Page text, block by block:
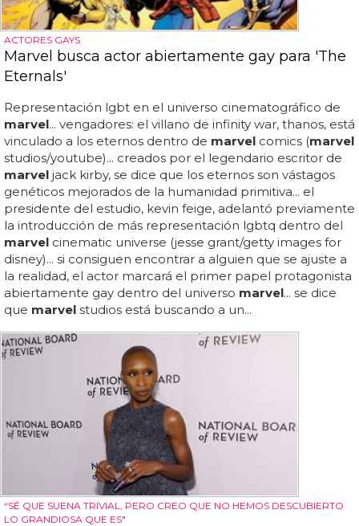
ACTORES GAYS
Marvel busca actor abiertamente gay para 'The
Eternals'
Representación lgbt en el universo cinematográfico de
marvel... vengadores: el villano de infinity war, thanos, está
vinculado a los eternos dentro de marvel comics (marvel
studios/youtube)... creados por el legendario escritor de
marvel jack kirby, se dice que los eternos son vástagos
genéticos mejorados de la humanidad primitiva... el
presidente del estudio, kevin feige, adelantó previamente
la introducción de más representación lgbtq dentro del
marvel cinematic universe (jesse grant/getty images for
disney)... si consiguen encontrar a alguien que se ajuste a
la realidad, el actor marcará el primer papel protagonista
abiertamente gay dentro del universo marvel... se dice
que marvel studios está buscando a un...
“SÉ QUE SUENA TRIVIAL, PERO CREO QUE NO HEMOS DESCUBIERTO
LO GRANDIOSA QUE ES"